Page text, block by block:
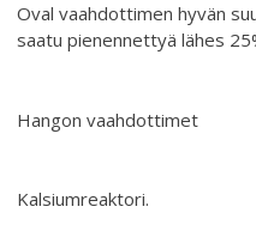
Oval vaahdottimen hyvän
saatu pienennettyä lähes
Hangon vaahdottimet
Kalsiumreaktori.